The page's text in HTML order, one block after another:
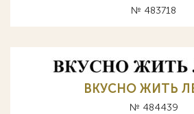
№ 483718
ВКУСНО ЖИТЬ
№ 484439